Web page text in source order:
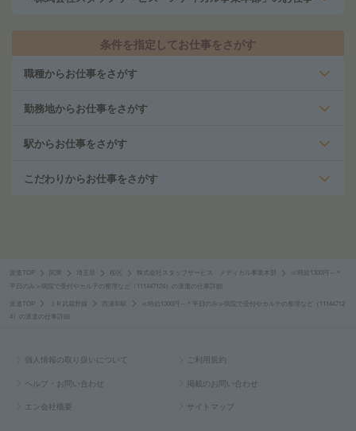
条件を指定してお仕事をさがす
職種からお仕事をさがす
勤務地からお仕事をさがす
駅からお仕事をさがす
こだわりからお仕事をさがす
派遣TOP 埼玉県 桜区 株式会社スタッフサービス メディカル事業本部
≪時給1300円～＊
平日のみ≫病院で受付やカルテの整理など（111447124）の派遣の仕事詳細
派遣TOP ＪＲ武蔵野線 西浦和駅
≪時給1300円～＊平日のみ≫病院で受付やカルテの整理など（11144712
4）の派遣の仕事詳細
個人情報の取り扱いについて ご利用規約
ヘルプ・お問い合わせ 掲載のお問い合わせ
エン会社概要 サイトマップ